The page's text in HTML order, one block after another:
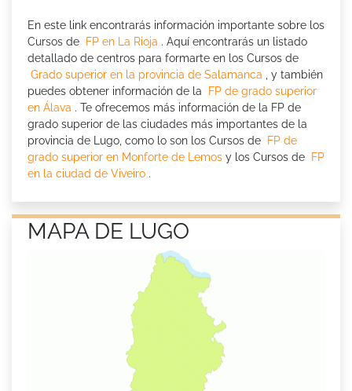
En este link encontrarás información importante sobre los
Cursos de
FP en La Rioja . Aquí encontrarás un listado
detallado de centros para formarte en los Cursos de
Grado superior en la provincia de Salamanca , y también
puedes obtener información de la
FP de grado superior
en Álava . Te ofrecemos más información de la FP de
grado superior de las ciudades más importantes de la
provincia de Lugo, como lo son los Cursos de
FP de
grado superior en Monforte de Lemos y los Cursos de
FP
en la ciudad de Viveiro .
MAPA DE LUGO